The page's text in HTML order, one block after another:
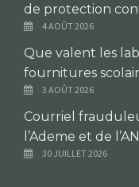
de protection
4 AOÛT 2026
Que valent les
fournitures
3 AOÛT 2026
Courriel
l’Ademe et de
30 JUILLET 2026